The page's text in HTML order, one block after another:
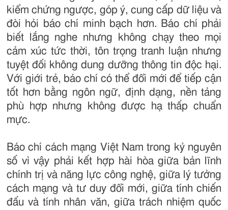
kiểm chứng ngược, góp ý, cung cấp dữ liệu và
đòi hỏi báo chí minh bạch hơn. Báo chí phải
biết lắng nghe nhưng không chạy theo mọi
cảm xúc tức thời, tôn trọng tranh luận nhưng
tuyệt đối không dung dưỡng thông tin độc hại.
Với giới trẻ, báo chí có thể đổi mới để tiếp cận
tốt hơn bằng ngôn ngữ, định dạng, nền tảng
phù hợp nhưng không được hạ thấp chuẩn
mực.
Báo chí cách mạng Việt Nam trong kỷ nguyên
số vì vậy phải kết hợp hài hòa giữa bản lĩnh
chính trị và năng lực công nghệ, giữa lý tưởng
cách mạng và tư duy đổi mới, giữa tính chiến
đấu và tính nhân văn, giữa trách nhiệm quốc